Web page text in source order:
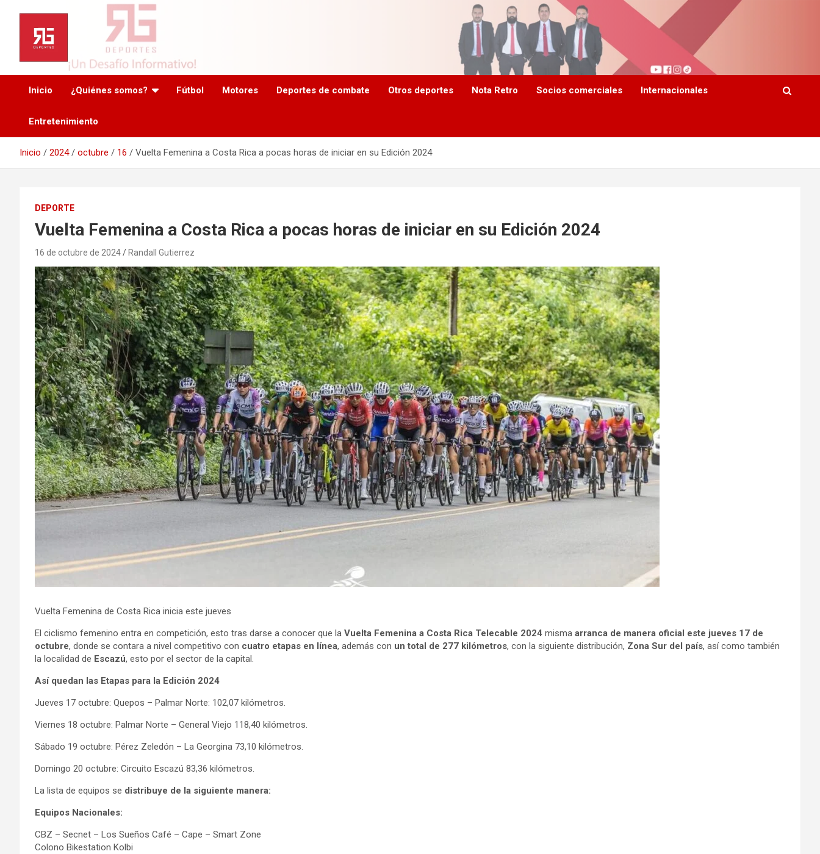
contenido
Inicio ¿Quiénes somos? Fútbol Motores Deportes de combate Otros deportes Nota Retro Socios comerciales Internacionales
Entretenimiento
Inicio 2024 octubre 16 Vuelta Femenina a Costa Rica a pocas horas de iniciar en su Edición 2024
DEPORTE
Vuelta Femenina a Costa Rica a pocas horas de iniciar en su Edición 2024
16 de octubre de 2024 Randall Gutierrez
Vuelta Femenina de Costa Rica inicia este jueves
El ciclismo femenino entra en competición, esto tras darse a conocer que la Vuelta Femenina a Costa Rica Telecable 2024 misma arranca de manera oficial este jueves 17 de
octubre, donde se contara a nivel competitivo con cuatro etapas en línea, además con un total de 277 kilómetros, con la siguiente distribución, Zona Sur del país, así como también
la localidad de Escazú, esto por el sector de la capital.
Así quedan las Etapas para la Edición 2024
Jueves 17 octubre: Quepos – Palmar Norte: 102,07 kilómetros.
Viernes 18 octubre: Palmar Norte – General Viejo 118,40 kilómetros.
Sábado 19 octubre: Pérez Zeledón – La Georgina 73,10 kilómetros.
Domingo 20 octubre: Circuito Escazú 83,36 kilómetros.
La lista de equipos se distribuye de la siguiente manera:
Equipos Nacionales:
CBZ – Secnet – Los Sueños Café – Cape – Smart Zone
Colono Bikestation Kolbi